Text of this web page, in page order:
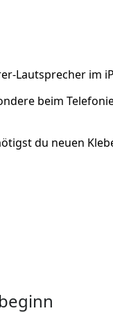
Lautsprecher im
beim
du neuen